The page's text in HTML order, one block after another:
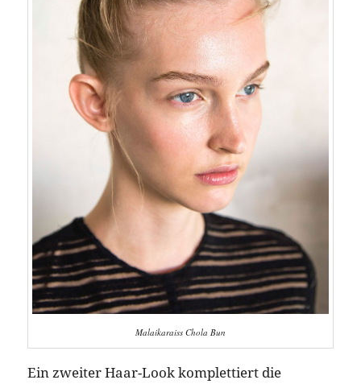
Malaikaraiss Chola Bun
Ein zweiter Haar-Look komplettiert die